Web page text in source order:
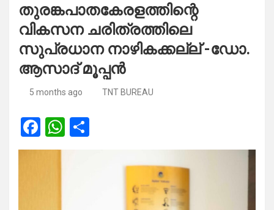
തുരങ്കപാതകേരളത്തിന്റെ
വികസന ചരിത്രത്തിലെ
സുപ്രധാന നാഴികക്കല്ല് -ഡോ.
ആസാദ് മൂപ്പൻ
5 months ago TNT BUREAU
F
a
W